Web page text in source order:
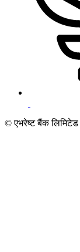
© एभरेष्ट बैंक लिमिटेड